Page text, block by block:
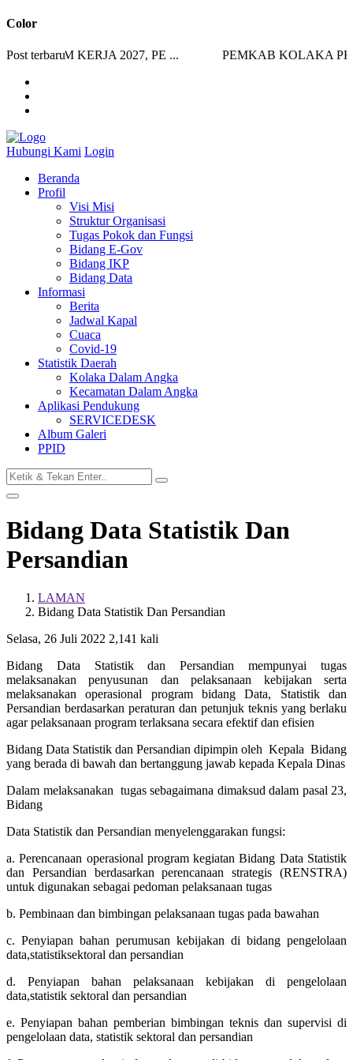
Color
Post terbaruKERJA 2027, PE ... PEMKAB KOLAKA
Hubungi Kami Login
Beranda
Profil
Visi Misi
Struktur Organisasi
Tugas Pokok dan Fungsi
Bidang E-Gov
Bidang IKP
Bidang Data
Informasi
Berita
Jadwal Kapal
Cuaca
Covid-19
Statistik Daerah
Kolaka Dalam Angka
Kecamatan Dalam Angka
Aplikasi Pendukung
SERVICEDESK
Album Galeri
PPID
Bidang Data Statistik Dan
Persandian
LAMAN
Bidang Data Statistik Dan Persandian
Selasa, 26 Juli 2022 2,141 kali
Bidang Data Statistik dan Persandian mempunyai tugas
melaksanakan penyusunan dan pelaksanaan kebijakan serta
melaksanakan operasional program bidang Data, Statistik dan
Persandian berdasarkan peraturan dan petunjuk teknis yang berlaku
agar pelaksanaan program terlaksana secara efektif dan efisien
Bidang Data Statistik dan Persandian dipimpin oleh Kepala Bidang
yang berada di bawah dan bertanggung jawab kepada Kepala Dinas
Dalam melaksanakan tugas sebagaimana dimaksud dalam pasal 23,
Bidang
Data Statistik dan Persandian menyelenggarakan fungsi:
a. Perencanaan operasional program kegiatan Bidang Data Statistik
dan Persandian berdasarkan perencanaan strategis (RENSTRA)
untuk digunakan sebagai pedoman pelaksanaan tugas
b. Pembinaan dan bimbingan pelaksanaan tugas pada bawahan
c. Penyiapan bahan perumusan kebijakan di bidang pengelolaan
data,statistiksektoral dan persandian
d. Penyiapan bahan pelaksanaan kebijakan di pengelolaan
data,statistik sektoral dan persandian
e. Penyiapan bahan pemberian bimbingan teknis dan supervisi di
pengelolaan data, statistik sektoral dan persandian